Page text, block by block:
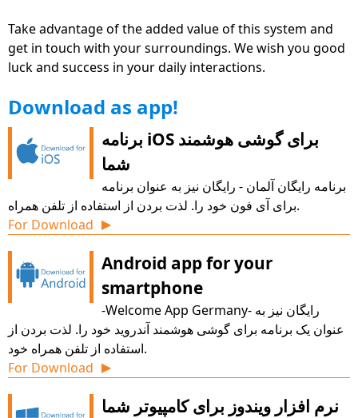
درک آسان و یادگیری زبان آلمانی کمک می کند
هم اکنون هم برای لهستانی و هم به زبان چکی برای
همسایگی بهتر استفاده می شود
حوزه پیشنهادات آموزشی به درک بهتر زبان کمک می کند
منطقه منطقه Vorpommern-Greifswald برای دانلود در
دسترس است
Take advantage of the added value of this system and
get in touch with your surroundings. We wish you good
luck and success in your daily interactions.
Download as app!
برنامه iOS برای گوشی هوشمند
شما
برنامه رایگان آلمان - رایگان نیز به عنوان برنامه
برای آی فون خود را. لذت بردن از استفاده از تلفن همراه.
For Download
▶
Android app for your
smartphone
-Welcome App Germany- رایگان نیز به
عنوان یک برنامه برای گوشی هوشمند آندروید خود را. لذت بردن از
استفاده از تلفن همراه خود.
For Download
▶
نرم افزار ویندوز برای کامپیوتر شما